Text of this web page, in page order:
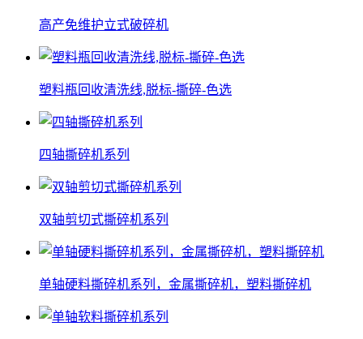
高产免维护立式破碎机
塑料瓶回收清洗线,脱标-撕碎-色选
四轴撕碎机系列
双轴剪切式撕碎机系列
单轴硬料撕碎机系列，金属撕碎机，塑料撕碎机